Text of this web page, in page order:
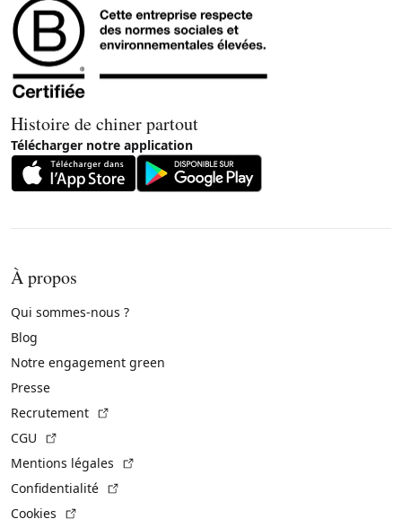
Histoire de chiner partout
Télécharger notre application
À propos
Qui sommes-nous ?
Blog
Notre engagement green
Presse
Recrutement
CGU
Mentions légales
Confidentialité
Cookies